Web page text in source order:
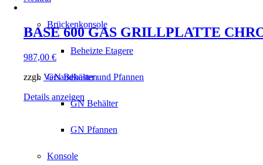
Brückenkonsole
Beheizte Etagere
GN Behälter und Pfannen
GN Behälter
GN Pfannen
Konsole
BASE 600 GAS GRILLPLATTE
987,00 €
zzgl. Versandkosten
Details anzeigen